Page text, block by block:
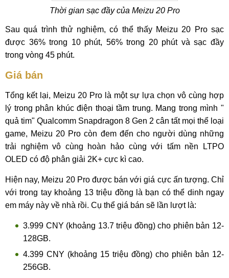
Thời gian sạc đầy của Meizu 20 Pro
Sau quá trình thử nghiệm, có thể thấy Meizu 20 Pro sạc
được 36% trong 10 phút, 56% trong 20 phút và sạc đầy
trong vòng 45 phút.
Giá bán
Tổng kết lại, Meizu 20 Pro là một sự lựa chọn vô cùng hợp
lý trong phân khúc điện thoại tầm trung. Mang trong mình "
quả tim" Qualcomm Snapdragon 8 Gen 2 cân tất mọi thể loại
game, Meizu 20 Pro còn đem đến cho người dùng những
trải nghiệm vô cùng hoàn hảo cùng với tấm nền LTPO
OLED có độ phân giải 2K+ cực kì cao.
Hiện nay, Meizu 20 Pro được bán với giá cực ấn tượng. Chỉ
với trong tay khoảng 13 triệu đồng là bạn có thể dinh ngay
em máy này về nhà rồi. Cụ thể giá bán sẽ lần lượt là:
3.999 CNY (khoảng 13.7 triệu đồng) cho phiên bản 12-
128GB.
4.399 CNY (khoảng 15 triệu đồng) cho phiên bản 12-
256GB.